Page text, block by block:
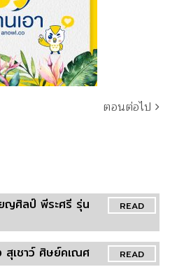
ตอนต่อไป
READ
ญศิลป์ พีระศรี รุ่น
READ
เชาว์ ศิษย์คเณศ